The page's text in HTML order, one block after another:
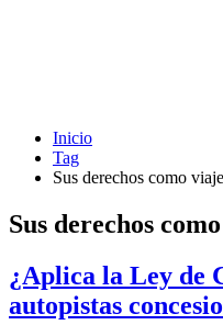
Inicio
Tag
Sus derechos como
Sus derechos
¿Aplica la Ley de
autopistas